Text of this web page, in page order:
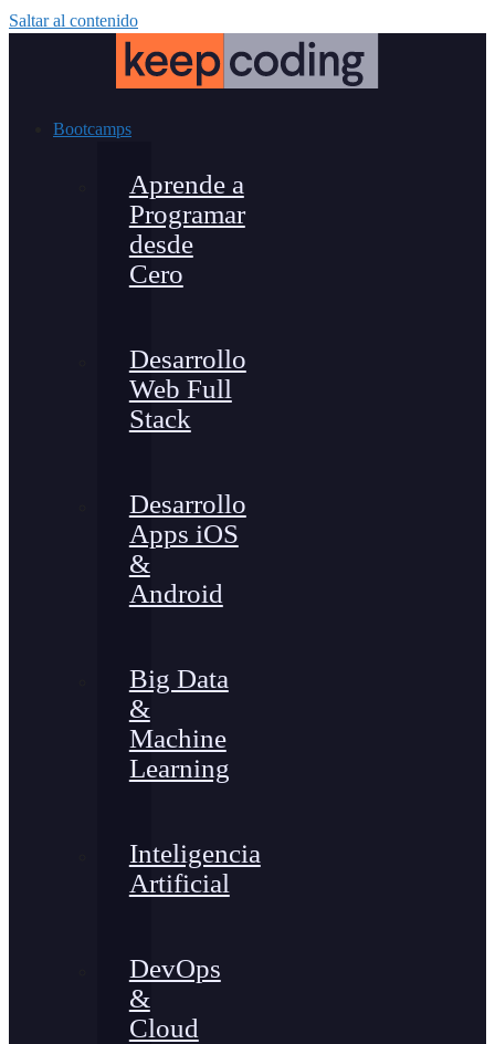
Saltar al contenido
Bootcamps
Aprende a
Programar
desde
Cero
Desarrollo
Web Full
Stack
Desarrollo
Apps iOS
&
Android
Big Data
&
Machine
Learning
Inteligencia
Artificial
DevOps
&
Cloud